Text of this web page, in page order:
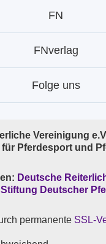
FN
FNverlag
Folge uns
Vereinigung
Pferdesport und
Deutsche
Stiftung Deutscher
permanente SSL-